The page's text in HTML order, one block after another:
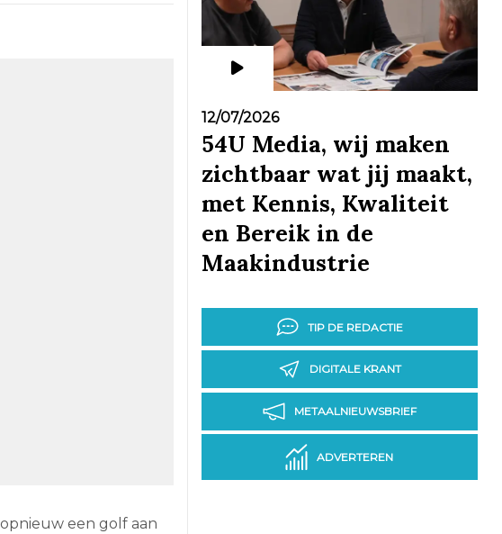
een golf aan
12/07/2026
54U Media, wij maken
zichtbaar wat jij maakt,
met Kennis, Kwaliteit
en Bereik in de
Maakindustrie
TIP DE REDACTIE
DIGITALE KRANT
METAALNIEUWSBRIEF
ADVERTEREN